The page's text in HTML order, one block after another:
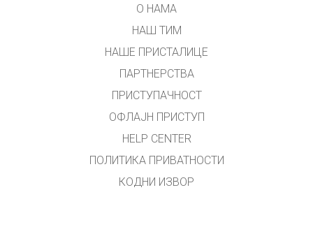
О НАМА
НАШ ТИМ
НАШЕ ПРИСТАЛИЦЕ
ПАРТНЕРСТВА
ПРИСТУПАЧНОСТ
ОФЛАЈН ПРИСТУП
HELP CENTER
ПОЛИТИКА ПРИВАТНОСТИ
КОДНИ ИЗВОР